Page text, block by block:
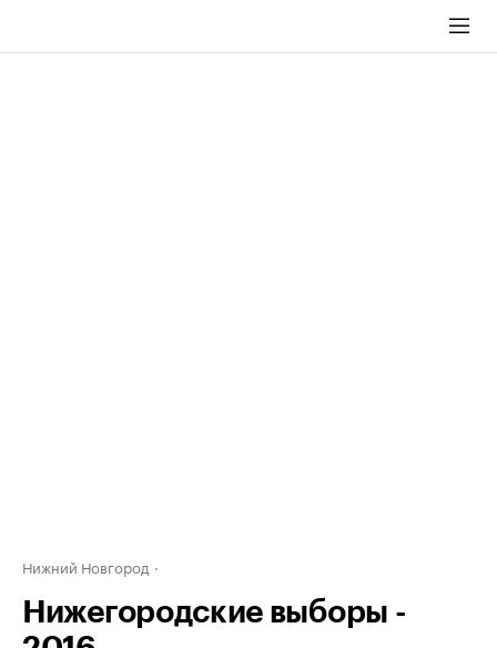
Нижний Новгород
Нижегородские выборы -